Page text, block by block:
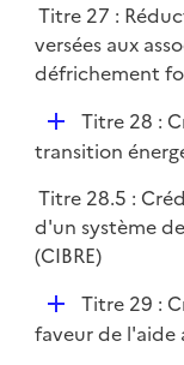
l
i
e
Titre 27 :
versées aux
défrichement
D
é
l
i
e
Titre 28 :
transition
Titre 28.5 :
d'un système
(CIBRE)
D
é
Titre 29 :
faveur de l'aide